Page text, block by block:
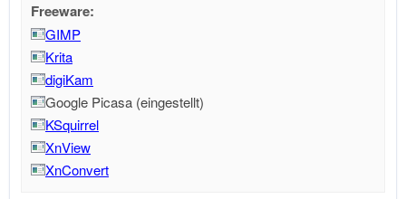
Freeware:
GIMP
Krita
digiKam
Google Picasa (eingestellt)
KSquirrel
XnView
XnConvert